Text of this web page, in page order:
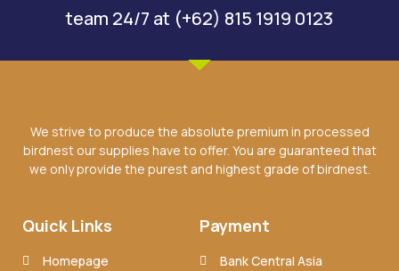
team 24/7 at (+62) 815 1919 0123
We strive to produce the absolute premium in processed
birdnest our supplies have to offer. You are guaranteed that
we only provide the purest and highest grade of birdnest.
Quick Links
Homepage
Payment
Bank Central Asia